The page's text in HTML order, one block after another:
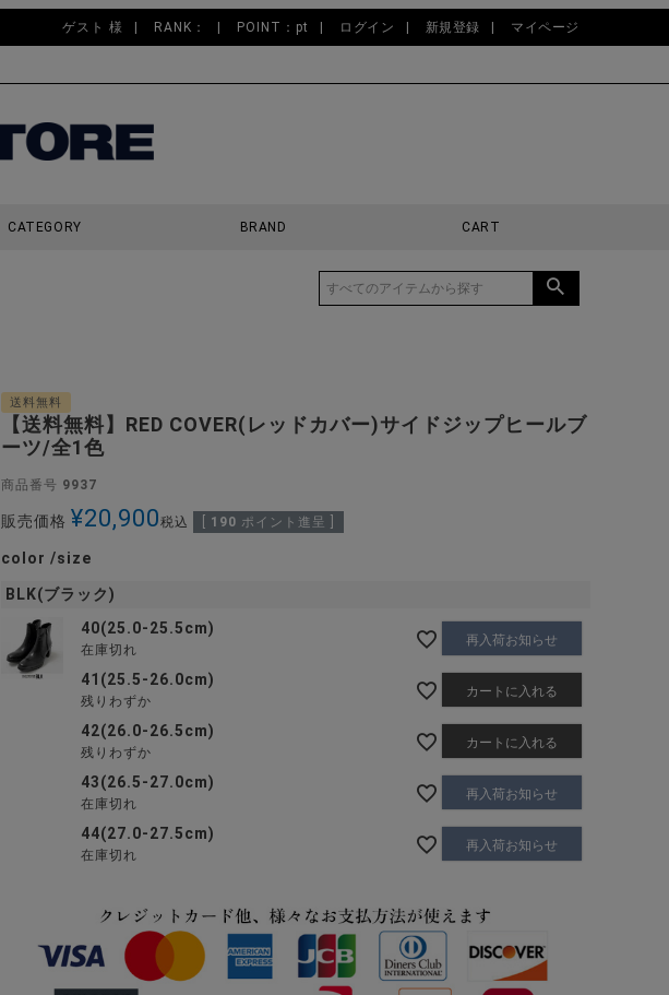
ゲスト 様 RANK： POINT：pt ログイン 新規登録 マイページ
CATEGORY BRAND CART
送料無料
【送料無料】RED COVER(レッドカバー)サイドジップヒールブ
ーツ/全1色
商品番号 9937
販売価格 ¥20,900税込 190 ポイント進呈 ]
color size
BLK(ブラック)
40(25.0-25.5cm)
在庫切れ
再入荷お知らせ
41(25.5-26.0cm)
残りわずか
カートに入れる
42(26.0-26.5cm)
残りわずか
カートに入れる
43(26.5-27.0cm)
在庫切れ
再入荷お知らせ
44(27.0-27.5cm)
在庫切れ
再入荷お知らせ